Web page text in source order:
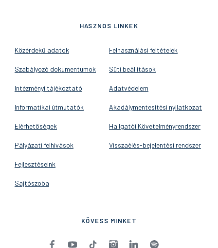
HASZNOS LINKEK
Közérdekű adatok
Szabályozó dokumentumok
Intézményi tájékoztató
Informatikai útmutatók
Elérhetőségek
Pályázati felhívások
Fejlesztéseink
Sajtószoba
Felhasználási feltételek
Süti beállítások
Adatvédelem
Akadálymentesítési nyilatkozat
Hallgatói Követelményrendszer
Visszaélés-bejelentési rendszer
KÖVESS MINKET